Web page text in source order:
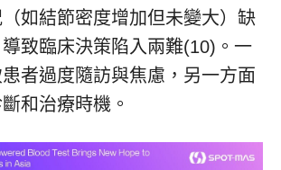
如結節密度增加但未變大）缺
致臨床決策陷入兩難(10)。一
者過度隨訪與焦慮，另一方面
和治療時機。